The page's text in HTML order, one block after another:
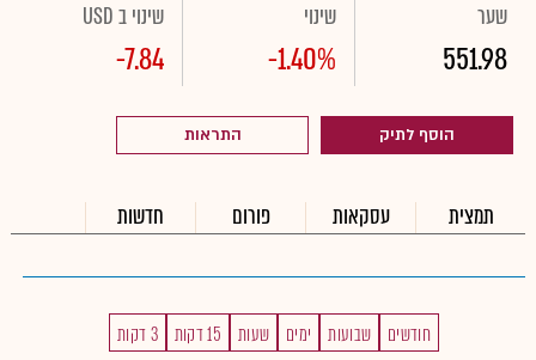
שער
551.98
שינוי
-1.40%
שינוי ב USD
-7.84
הוסף לתיק התראות
תמצית עסקאות פורום חדשות
חודשים שבועות ימים שעות 15 דקות 3 דקות